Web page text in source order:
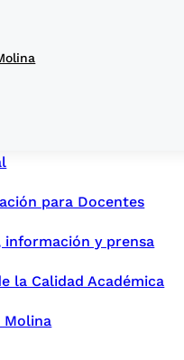
para Docentes
información y prensa
la Calidad Académica
Molina